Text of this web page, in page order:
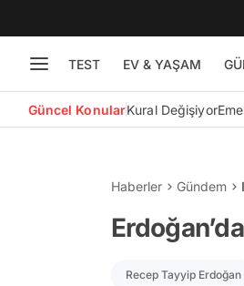
TEST EV & YAŞAM
Güncel KonularKural Değişiyor
Haberler Gündem
Recep Tayyip Erdoğan